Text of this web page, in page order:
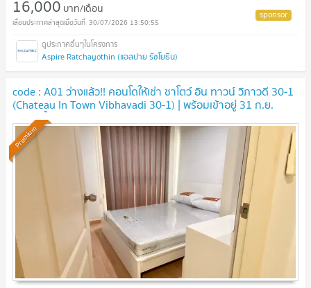
16,000 บาท/เดือน
30/07/2026 13:50:55
Aspire Ratchayothin (แอสปาย รัชโยธิน)
code : A01 ว่างแล้ว!! คอนโดให้เช่า ชาโตว์ อิน ทาวน์ วิภาวดี 30-1
(Chateau In Town Vibhavadi 30-1) | พร้อมเข้าอยู่ 31 ก.ย.
2569 นี้
Premium